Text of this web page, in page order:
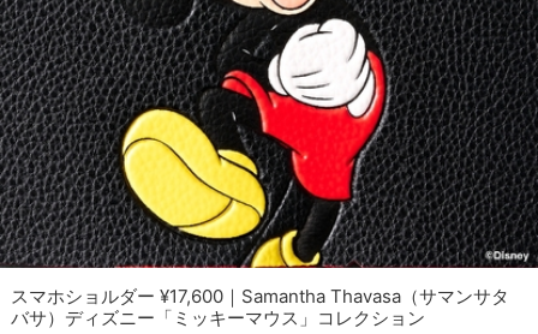
スマホショルダー ¥17,600｜Samantha Thavasa（サマンサタ
バサ）ディズニー「ミッキーマウス」コレクション